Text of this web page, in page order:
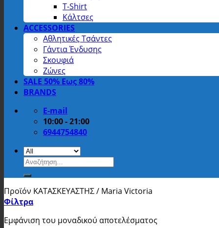
T-Shirt
Κάλτσες
ACCESSORIES
Αθλητικές Τσάντες
Γάντια Ένδυσης
Σκουφιά
Ζώνες
SALE 50% Εως 80%
BRANDS
E-mail
10:00 - 21:00
6944754840
Αναζήτηση
για:
Προϊόν ΚΑΤΑΣΚΕΥΑΣΤΗΣ/ Maria Victoria
Φίλτρα
Εμφάνιση του μοναδικού αποτελέσματος